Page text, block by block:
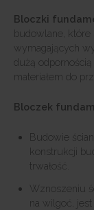
Bloczki
budowlane,
wymagających
dużą
materiałem do
Bloczek
Budowie
konstrukcji
trwałość.
Wznoszeniu
na wilgoć, jest